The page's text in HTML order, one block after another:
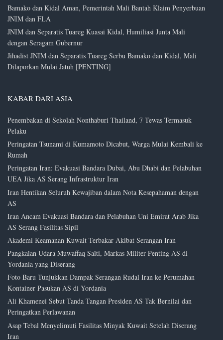
Bamako dan Kidal Aman, Pemerintah Mali Bantah Klaim Penyerbuan
JNIM dan FLA
JNIM dan Separatis Tuareg Kuasai Kidal, Humiliasi Junta Mali
dengan Seragam Gubernur
Jihadist JNIM dan Separatis Tuareg Serbu Bamako dan Kidal, Mali
Dilaporkan Mulai Jatuh [PENTING]
KABAR DARI ASIA
Penembakan di Sekolah Nonthaburi Thailand, 7 Tewas Termasuk
Pelaku
Peringatan Tsunami di Kumamoto Dicabut, Warga Mulai Kembali ke
Rumah
Peringatan Iran: Evakuasi Bandara Dubai, Abu Dhabi dan Pelabuhan
UEA Jika AS Serang Infrastruktur Iran
Iran Hentikan Seluruh Kewajiban dalam Nota Kesepahaman dengan
AS
Iran Ancam Evakuasi Bandara dan Pelabuhan Uni Emirat Arab Jika
AS Serang Fasilitas Sipil
Akademi Keamanan Kuwait Terbakar Akibat Serangan Iran
Pangkalan Udara Muwaffaq Salti, Markas Militer Penting AS di
Yordania yang Diserang
Foto Baru Tunjukkan Dampak Serangan Rudal Iran ke Perumahan
Kontainer Pasukan AS di Yordania
Ali Khamenei Sebut Tanda Tangan Presiden AS Tak Bernilai dan
Peringatkan Perlawanan
Asap Tebal Menyelimuti Fasilitas Minyak Kuwait Setelah Diserang
Iran